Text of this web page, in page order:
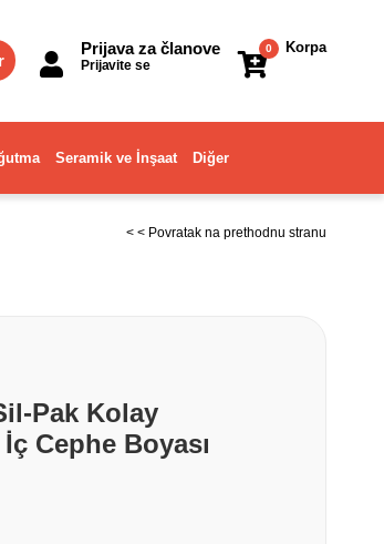
Korpa
0
Prijava za članove
Prijavite se
Seramik ve İnşaat Diğer
< < Povratak na prethodnu stranu
Pak Kolay
Cephe Boyası